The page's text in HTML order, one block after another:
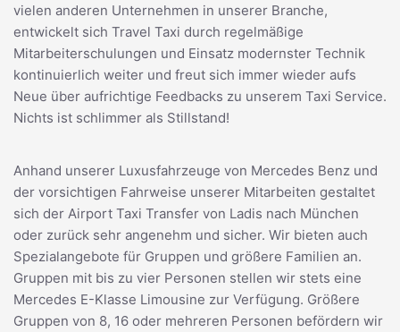
vielen anderen Unternehmen in unserer Branche,
entwickelt sich Travel Taxi durch regelmäßige
Mitarbeiterschulungen und Einsatz modernster Technik
kontinuierlich weiter und freut sich immer wieder aufs
Neue über aufrichtige Feedbacks zu unserem Taxi Service.
Nichts ist schlimmer als Stillstand!
Anhand unserer Luxusfahrzeuge von Mercedes Benz und
der vorsichtigen Fahrweise unserer Mitarbeiten gestaltet
sich der Airport Taxi Transfer von Ladis nach München
oder zurück sehr angenehm und sicher. Wir bieten auch
Spezialangebote für Gruppen und größere Familien an.
Gruppen mit bis zu vier Personen stellen wir stets eine
Mercedes E-Klasse Limousine zur Verfügung. Größere
Gruppen von 8, 16 oder mehreren Personen befördern wir